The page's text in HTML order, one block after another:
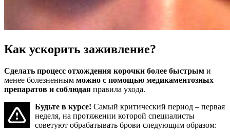
Как ускорить заживление?
Сделать процесс отхождения корочки более быстрым и
менее болезненным можно с помощью медикаментозных
препаратов и соблюдая правила ухода.
Будьте в курсе! Самый критический период – первая
неделя, на протяжении которой специалисты
советуют обрабатывать брови следующим образом: